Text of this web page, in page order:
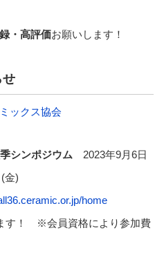
・高評価お願いします！
せ
ックス協会
シンポジウム 2023年9月6日
金)
home
す！ ※会員資格により参加費